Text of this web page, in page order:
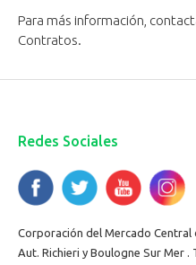
Para más información,
Contratos.
Redes Sociales
Corporación del Mercado Central
Aut. Richieri y Boulogne Sur Mer .